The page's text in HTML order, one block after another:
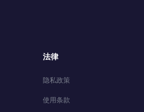
法律
隐私政策
使用条款